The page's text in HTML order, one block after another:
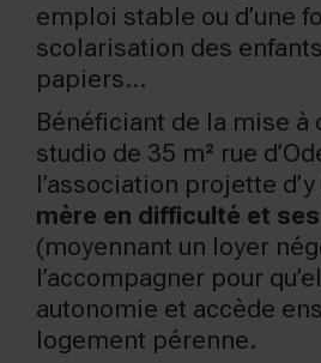
emploi stable ou d’une
scolarisation des
papiers…
Bénéficiant de la mise à
studio de 35 m² rue
l’association projette
mère en difficulté et
(moyennant un loyer
l’accompagner pour
autonomie et accède
logement pérenne.